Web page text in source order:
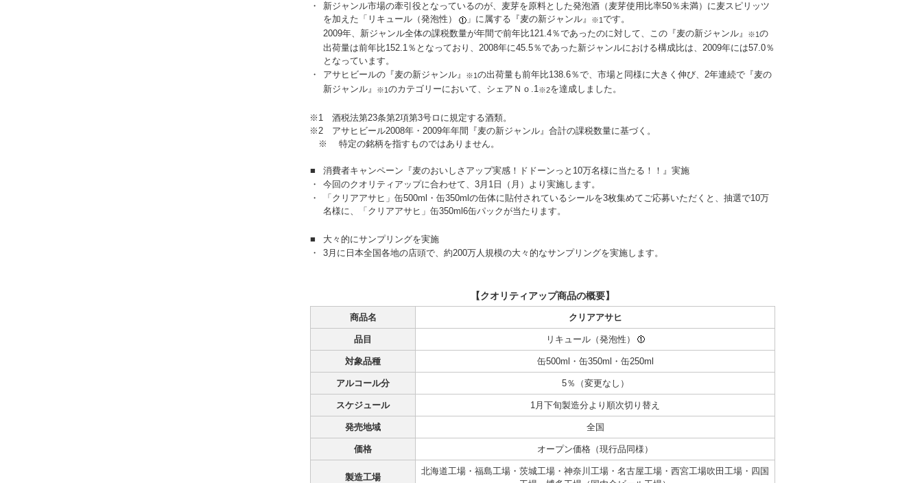
・
新ジャンル市場の牽引役となっているのが、麦芽を原料とした発泡酒（麦芽使用比率50％未満）に麦スピリッツ
を加えた「リキュール（発泡性）
」に属する『麦の新ジャンル』 ※1です。
2009年、新ジャンル全体の課税数量が年間で前年比121.4％であったのに対して、この『麦の新ジャンル』
※1の
出荷量は前年比152.1％となっており、2008年に45.5％であった新ジャンルにおける構成比は、2009年には57.0％
となっています。
・
アサヒビールの『麦の新ジャンル』 ※1の出荷量も前年比138.6％で、市場と同様に大きく伸び、2年連続で『麦の
新ジャンル』
※1のカテゴリーにおいて、シェアＮｏ.1※2を達成しました。
※1 酒税法第23条第2項第3号ロに規定する酒類。
※2 アサヒビール2008年・2009年年間『麦の新ジャンル』合計の課税数量に基づく。
※ 特定の銘柄を指すものではありません。
■
消費者キャンペーン『麦のおいしさアップ実感！ドドーンっと10万名様に当たる！！』実施
・
今回のクオリティアップに合わせて、3月1日（月）より実施します。
・
「クリアアサヒ」缶500ml・缶350mlの缶体に貼付されているシールを3枚集めてご応募いただくと、抽選で10万
名様に、「クリアアサヒ」缶350ml6缶パックが当たります。
■
大々的にサンプリングを実施
・
3月に日本全国各地の店頭で、約200万人規模の大々的なサンプリングを実施します。
【クオリティアップ商品の概要】
商品名 クリアアサヒ
品目 リキュール（発泡性）
対象品種 缶500ml・缶350ml・缶250ml
アルコール分 5％（変更なし）
スケジュール 1月下旬製造分より順次切り替え
発売地域 全国
価格 オープン価格（現行品同様）
製造工場
北海道工場・福島工場・茨城工場・神奈川工場・名古屋工場・西宮工場吹田工場・四国